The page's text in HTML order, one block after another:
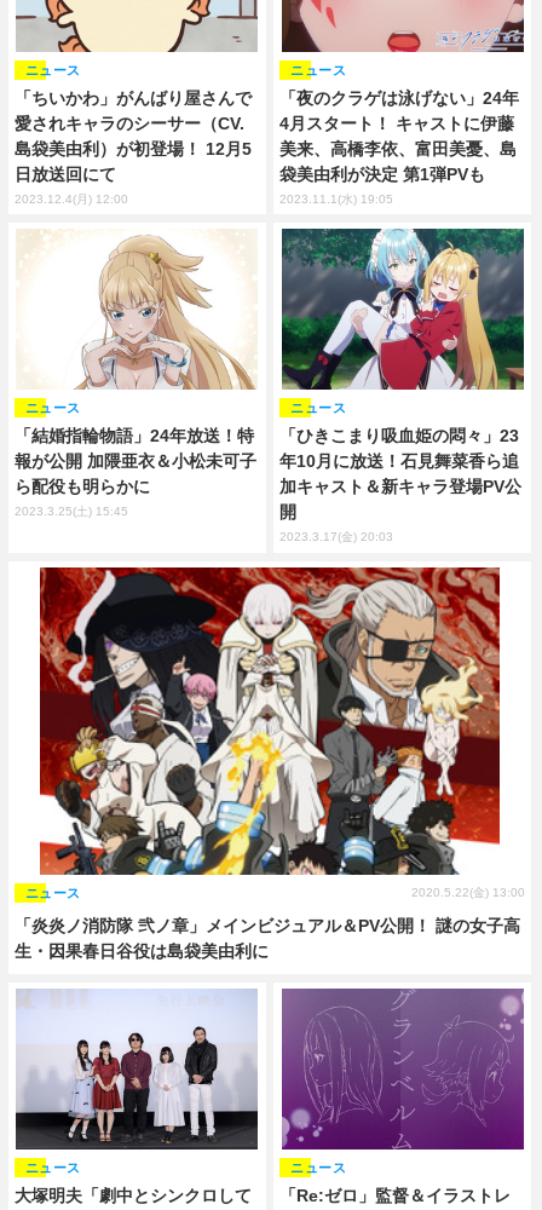
「ちいかわ」がんばり屋さんで
愛されキャラのシーサー（CV.
島袋美由利）が初登場！ 12月5
日放送回にて
ニュース
2023.12.4(月) 12:00
「夜のクラゲは泳げない」24年
4月スタート！ キャストに伊藤
美来、高橋李依、富田美憂、島
袋美由利が決定 第1弾PVも
ニュース
2023.11.1(水) 19:05
「結婚指輪物語」24年放送！特
報が公開 加隈亜衣＆小松未可子
ら配役も明らかに
ニュース
2023.3.25(土) 15:45
「ひきこまり吸血姫の悶々」23
年10月に放送！石見舞菜香ら追
加キャスト＆新キャラ登場PV公
開
ニュース
2023.3.17(金) 20:03
「炎炎ノ消防隊 弐ノ章」メインビジュアル＆PV公開！ 謎の女子高
生・因果春日谷役は島袋美由利に
ニュース 2020.5.22(金) 13:00
大塚明夫「劇中とシンクロして
ニュース
「Re:ゼロ」監督＆イラストレ
ニュース